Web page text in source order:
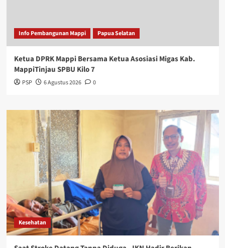
Info Pembangunan Mappi Papua Selatan
Ketua DPRK Mappi Bersama Ketua Asosiasi Migas Kab.
MappiTinjau SPBU Kilo 7
PSP 6 Agustus 2026 0
Kesehatan